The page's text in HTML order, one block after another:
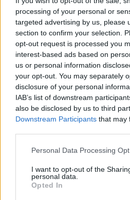
processing of your personal or
targeted advertising by us, please
section to confirm your selection.
opt-out request is processed you
interest-based ads based on
us or personal information
your opt-out. You may separately
disclosure of your personal
IAB’s list of downstream
also be disclosed by us to third
Downstream Participants that may
Personal Data Processing
I want to opt-out of the
personal data.
Opted In
Classic
Riepilogo stagione